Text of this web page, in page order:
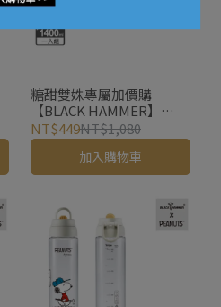
糖甜雙姝專屬加價購
【BLACK HAMMER】
SNOOPY運動系列
TRITAN 手提吸管水壺
1400ml-網球款
NT$449NT$1,080
加入購物車